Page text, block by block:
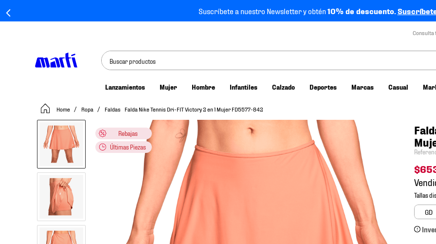
Suscríbete a nuestro Newsletter y obtén10% de descuento.
Consulta
Buscar productos
Lanzamientos Mujer Hombre Infantiles Calzado Deportes Marcas Casual
Ropa Faldas Falda Nike Tennis Dri-FIT Victory 2 en 1 Mujer FD5577-842
Rebajas
Últimas Piezas
$
GD
tenis mujer
tenis hombre
tenis futbol
mochilas